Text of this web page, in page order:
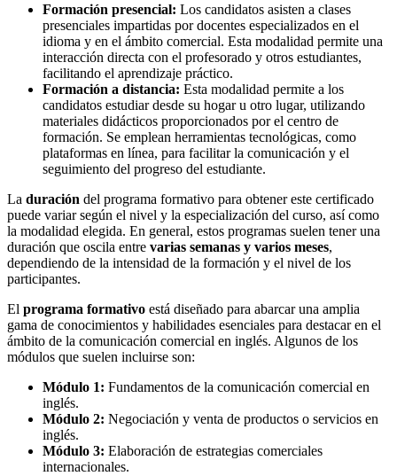
Formación presencial: Los candidatos asisten a clases
presenciales impartidas por docentes especializados en el
idioma y en el ámbito comercial. Esta modalidad permite una
interacción directa con el profesorado y otros estudiantes,
facilitando el aprendizaje práctico.
Formación a distancia: Esta modalidad permite a los
candidatos estudiar desde su hogar u otro lugar, utilizando
materiales didácticos proporcionados por el centro de
formación. Se emplean herramientas tecnológicas, como
plataformas en línea, para facilitar la comunicación y el
seguimiento del progreso del estudiante.
La duración del programa formativo para obtener este certificado
puede variar según el nivel y la especialización del curso, así como
la modalidad elegida. En general, estos programas suelen tener una
duración que oscila entre varias semanas y varios meses,
dependiendo de la intensidad de la formación y el nivel de los
participantes.
El programa formativo está diseñado para abarcar una amplia
gama de conocimientos y habilidades esenciales para destacar en el
ámbito de la comunicación comercial en inglés. Algunos de los
módulos que suelen incluirse son:
Módulo 1: Fundamentos de la comunicación comercial en
inglés.
Módulo 2: Negociación y venta de productos o servicios en
inglés.
Módulo 3: Elaboración de estrategias comerciales
internacionales.